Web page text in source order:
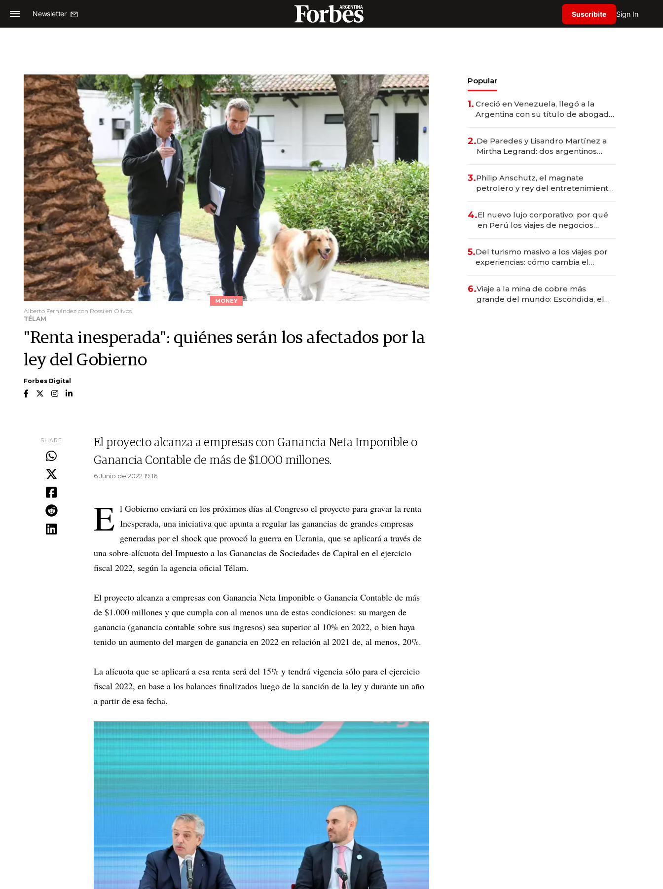
Newsletter Suscribite Sign In
MONEY
Alberto Fernández con Rossi en Olivos
TÉLAM
"Renta inesperada": quiénes serán los afectados por la
ley del Gobierno
Forbes Digital
SHARE
El proyecto alcanza a empresas con Ganancia Neta Imponible o
Ganancia Contable de más de $1.000 millones.
6 Junio de 2022 19.16
E l Gobierno enviará en los próximos días al Congreso el proyecto para gravar la renta
Inesperada, una iniciativa que apunta a regular las ganancias de grandes empresas
generadas por el shock que provocó la guerra en Ucrania, que se aplicará a través de
una sobre-alícuota del Impuesto a las Ganancias de Sociedades de Capital en el ejercicio
fiscal 2022, según la agencia oficial Télam.
El proyecto alcanza a empresas con Ganancia Neta Imponible o Ganancia Contable de más
de $1.000 millones y que cumpla con al menos una de estas condiciones: su margen de
ganancia (ganancia contable sobre sus ingresos) sea superior al 10% en 2022, o bien haya
tenido un aumento del margen de ganancia en 2022 en relación al 2021 de, al menos, 20%.
La alícuota que se aplicará a esa renta será del 15% y tendrá vigencia sólo para el ejercicio
fiscal 2022, en base a los balances finalizados luego de la sanción de la ley y durante un año
a partir de esa fecha.
Popular
1. Creció en Venezuela, llegó a la
Argentina con su título de abogado
marcas "fast premium"
2.De Paredes y Lisandro Martínez a
Mirtha Legrand: dos argentinos
3.Philip Anschutz, el magnate
petrolero y rey del entretenimiento
4.El nuevo lujo corporativo: por qué
en Perú los viajes de negocios
transformadoras
5.Del turismo masivo a los viajes por
experiencias: cómo cambia el
6.Viaje a la mina de cobre más
grande del mundo: Escondida, el